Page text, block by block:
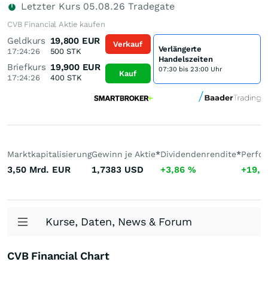
Letzter Kurs 05.08.26 Tradegate
CVB Financial Aktie kaufen
Geldkurs
17:24:26
19,800 EUR
500 STK
Briefkurs
17:24:26
19,900 EUR
400STK
Verkauf
Kauf
Verlängerte
Handelszeiten
07:30 bis 23:00 Uhr
Marktkapitalisierung
3,50 Mrd. EUR
Gewinn je Aktie*
1,7383 USD
Dividendenrendite*
+3,86 %
Kurse, Daten, News & Forum
CVB Financial Chart